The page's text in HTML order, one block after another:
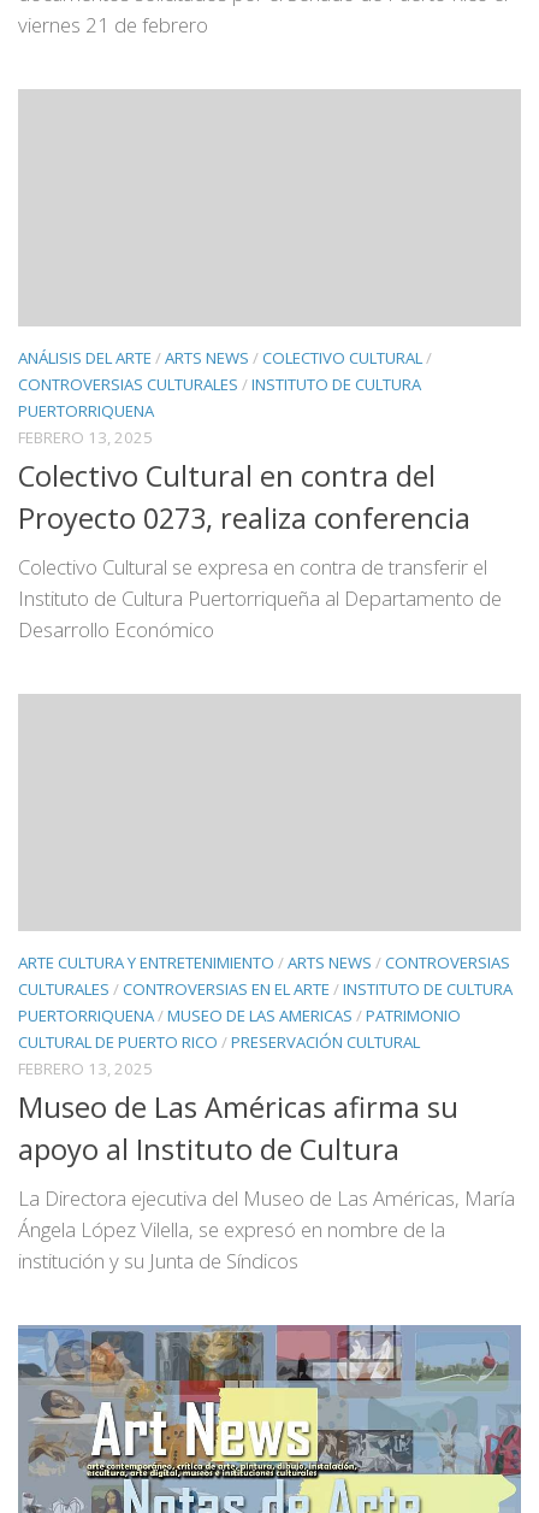
viernes 21 de febrero
ANÁLISIS DEL ARTE /ARTS NEWS /COLECTIVO CULTURAL/
CONTROVERSIAS CULTURALES /INSTITUTO DE CULTURA
PUERTORRIQUENA
FEBRERO 13, 2025
Colectivo Cultural en contra del
Proyecto 0273, realiza conferencia
Colectivo Cultural se expresa en contra de transferir el
Instituto de Cultura Puertorriqueña al Departamento de
Desarrollo Económico
ARTE CULTURA Y ENTRETENIMIENTO /ARTS NEWS /CONTROVERSIAS
CULTURALES /CONTROVERSIAS EN EL ARTE /INSTITUTO DE CULTURA
PUERTORRIQUENA/MUSEO DE LAS AMERICAS /PATRIMONIO
CULTURAL DE PUERTO RICO /PRESERVACIÓN CULTURAL
FEBRERO 13, 2025
Museo de Las Américas afirma su
apoyo al Instituto de Cultura
La Directora ejecutiva del Museo de Las Américas, María
Ángela López Vilella, se expresó en nombre de la
institución y su Junta de Síndicos